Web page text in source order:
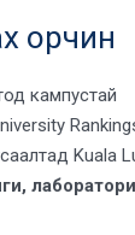
орчин
кампустай
Kuala
лаборатори